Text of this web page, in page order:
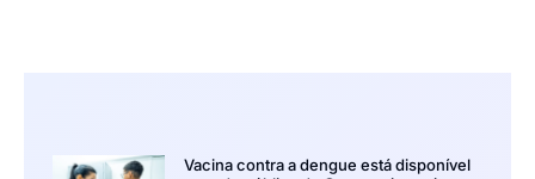
Vacina contra a dengue está disponível